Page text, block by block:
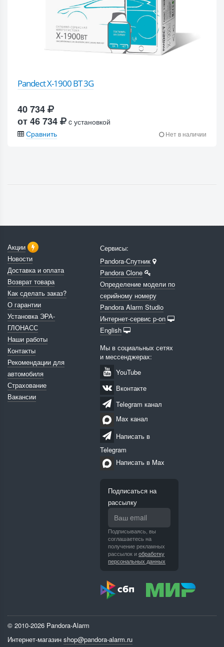
Pandect X-1900 BT 3G
40 734
от 46 734
c установкой
Сравнить
Нет в наличии
Акции
Новости
Доставка и оплата
Возврат товара
Как сделать заказ?
О гарантии
Установка ЭРА-
ГЛОНАСС
Наши работы
Контакты
Рекомендации для
автомобиля
Страхование
Вакансии
Сервисы:
Pandora-Спутник
Pandora Clone
Определение модели по
серийному номеру
Pandora Alarm Studio
Интернет-сервис p-on
English
Мы в социальных сетях
и мессенджерах:
YouTube
Вконтакте
Telegram канал
Max канал
Написать в
Telegram
Написать в Max
Подписаться на
рассылку
Подписываясь, вы
соглашаетесь на
получение рекламных
рассылок иобработку
персональных данных
© 2010-2026 Pandora-Alarm
Интернет-магазин shop@pandora-alarm.ru